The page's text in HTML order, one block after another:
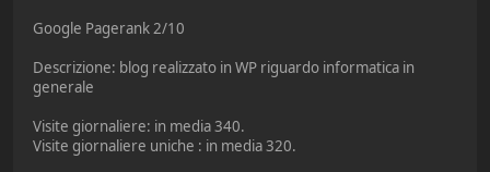
Google Pagerank 2/10
Descrizione: blog realizzato in WP riguardo informatica in
generale
Visite giornaliere: in media 340.
Visite giornaliere uniche : in media 320.